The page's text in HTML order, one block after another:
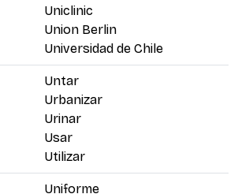
Uniclinic
Union Berlin
Universidad de Chile
Untar
Urbanizar
Urinar
Usar
Utilizar
Uniforme